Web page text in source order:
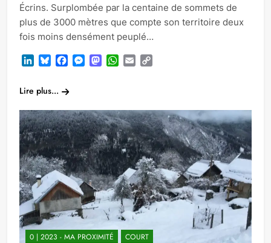
Écrins. Surplombée par la centaine de sommets de
plus de 3000 mètres que compte son territoire deux
fois moins densément peuplé…
LinkedInBlueskyFacebook
Messenger
Mastodon
WhatsApp
Email
Lire plus...
0 | 2023 - MA PROXIMITÉ COURT